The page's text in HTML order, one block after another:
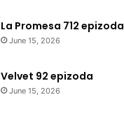
La Promesa 712 epizoda
June 15, 2026
Velvet 92 epizoda
June 15, 2026